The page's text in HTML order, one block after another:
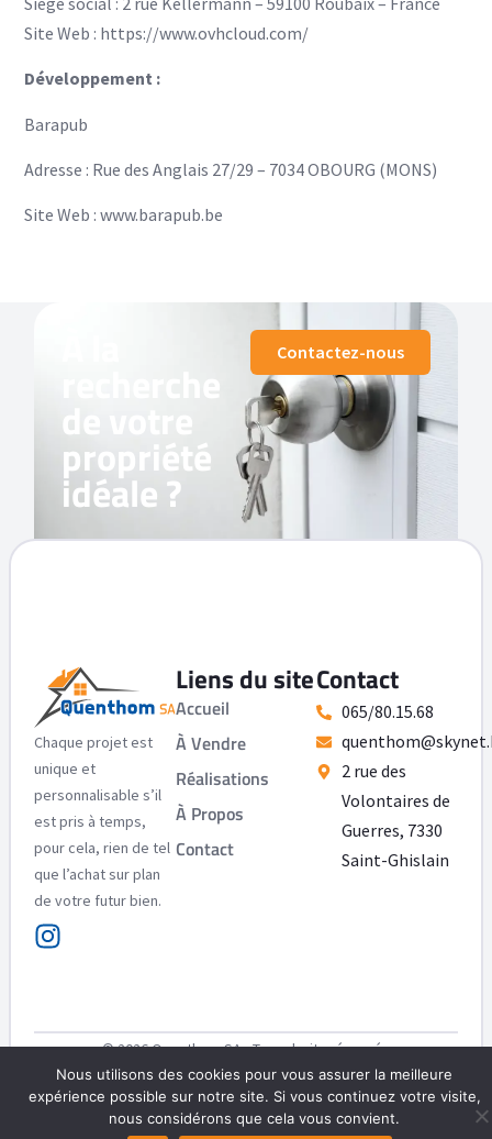
Site Web : https://www.ovhcloud.com/
Développement :
Barapub
Adresse : Rue des Anglais 27/29 – 7034 OBOURG (MONS)
Site Web : www.barapub.be
de votre
propriété
idéale ?
Contactez-nous
Chaque projet est
unique et
personnalisable s’il
est pris à temps,
pour cela, rien de tel
que l’achat sur plan
de votre futur bien.
Liens du site
Accueil
À Vendre
Réalisations
À Propos
Contact
Contact
065/80.15.68
2 rue des
Volontaires de
Guerres, 7330
Saint-Ghislain
© 2026 Quenthom SA - Tous droits réservés
Mention Légales
Politique de confidentialité
Powered by Group Graphic
Nous utilisons des cookies pour vous assurer la meilleure
expérience possible sur notre site. Si vous continuez votre visite,
nous considérons que cela vous convient.